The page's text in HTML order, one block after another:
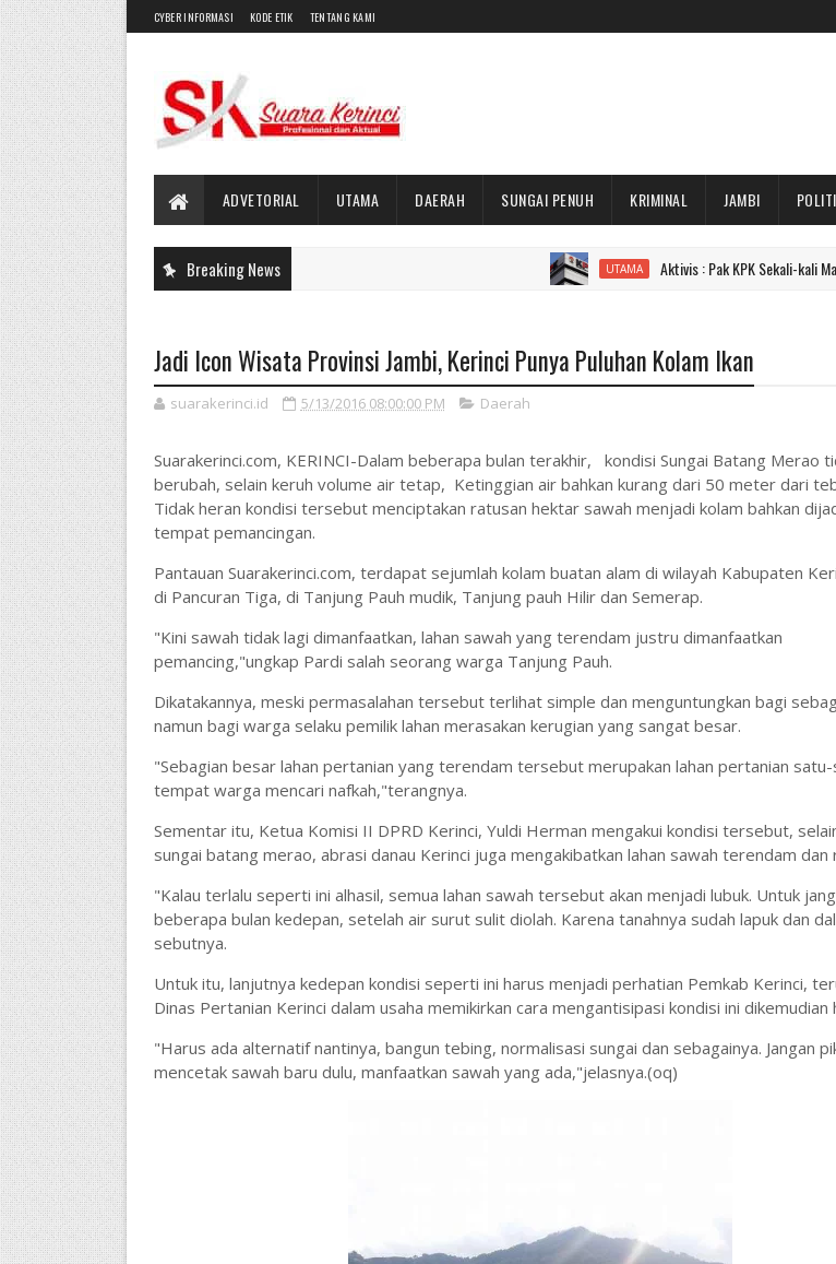
CYBER INFORMASI KODE ETIK TENTANG KAMI
ADVETORIAL UTAMA DAERAH SUNGAI PENUH KRIMINAL JAMBI
Breaking News UTAMA Aktivis : Pak KPK Sekali-kali Mampir ke
Jadi Icon Wisata Provinsi Jambi, Kerinci Punya Puluhan Kolam Ikan
suarakerinci.id 5/13/2016 08:00:00 PM Daerah
Suarakerinci.com, KERINCI-Dalam beberapa bulan terakhir, kondisi Sungai Batang Merao
berubah, selain keruh volume air tetap, Ketinggian air bahkan kurang dari 50 meter dari
Tidak heran kondisi tersebut menciptakan ratusan hektar sawah menjadi kolam bahkan
tempat pemancingan.
Pantauan Suarakerinci.com, terdapat sejumlah kolam buatan alam di wilayah Kabupaten
di Pancuran Tiga, di Tanjung Pauh mudik, Tanjung pauh Hilir dan Semerap.
"Kini sawah tidak lagi dimanfaatkan, lahan sawah yang terendam justru dimanfaatkan
pemancing,"ungkap Pardi salah seorang warga Tanjung Pauh.
Dikatakannya, meski permasalahan tersebut terlihat simple dan menguntungkan bagi
namun bagi warga selaku pemilik lahan merasakan kerugian yang sangat besar.
"Sebagian besar lahan pertanian yang terendam tersebut merupakan lahan pertanian
tempat warga mencari nafkah,"terangnya.
Sementar itu, Ketua Komisi II DPRD Kerinci, Yuldi Herman mengakui kondisi tersebut,
sungai batang merao, abrasi danau Kerinci juga mengakibatkan lahan sawah terendam dan
"Kalau terlalu seperti ini alhasil, semua lahan sawah tersebut akan menjadi lubuk. Untuk
beberapa bulan kedepan, setelah air surut sulit diolah. Karena tanahnya sudah lapuk dan
sebutnya.
Untuk itu, lanjutnya kedepan kondisi seperti ini harus menjadi perhatian Pemkab Kerinci,
Dinas Pertanian Kerinci dalam usaha memikirkan cara mengantisipasi kondisi ini dikemudian
"Harus ada alternatif nantinya, bangun tebing, normalisasi sungai dan sebagainya. Jangan
mencetak sawah baru dulu, manfaatkan sawah yang ada,"jelasnya.(oq)